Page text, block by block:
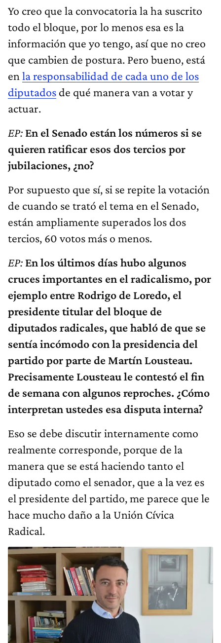
Yo creo que la convocatoria la ha suscrito
todo el bloque, por lo menos esa es la
información que yo tengo, así que no creo
que cambien de postura. Pero bueno, está
en la responsabilidad de cada uno de los
diputados de qué manera van a votar y
actuar.
EP: En el Senado están los números si se
quieren ratificar esos dos tercios por
jubilaciones, ¿no?
Por supuesto que sí, si se repite la votación
de cuando se trató el tema en el Senado,
están ampliamente superados los dos
tercios, 60 votos más o menos.
EP: En los últimos días hubo algunos
cruces importantes en el radicalismo, por
ejemplo entre Rodrigo de Loredo, el
presidente titular del bloque de
diputados radicales, que habló de que se
sentía incómodo con la presidencia del
partido por parte de Martín Lousteau.
Precisamente Lousteau le contestó el fin
de semana con algunos reproches. ¿Cómo
interpretan ustedes esa disputa interna?
Eso se debe discutir internamente como
realmente corresponde, porque de la
manera que se está haciendo tanto el
diputado como el senador, que a la vez es
el presidente del partido, me parece que le
hace mucho daño a la Unión Cívica
Radical.